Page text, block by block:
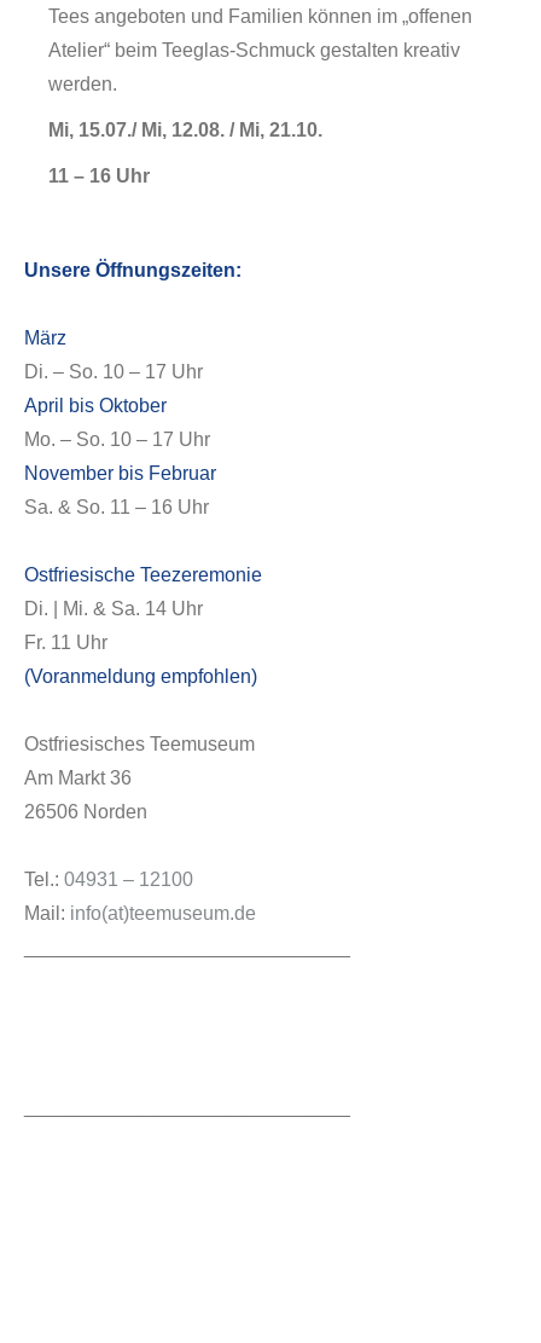
Veranstaltungen
Tees angeboten und Familien können im „offenen
Atelier“ beim Teeglas-Schmuck gestalten kreativ
werden.
Mi, 15.07./ Mi, 12.08. / Mi, 21.10.
11 – 16 Uhr
Unsere Öffnungszeiten:
März
Di. – So. 10 – 17 Uhr
April bis Oktober
Mo. – So. 10 – 17 Uhr
November bis Februar
Sa. & So. 11 – 16 Uhr
Ostfriesische Teezeremonie
Di. | Mi. & Sa. 14 Uhr
Fr. 11 Uhr
(Voranmeldung empfohlen)
Ostfriesisches Teemuseum
Am Markt 36
26506 Norden
Tel.: 04931 – 12100
Mail: info(at)teemuseum.de